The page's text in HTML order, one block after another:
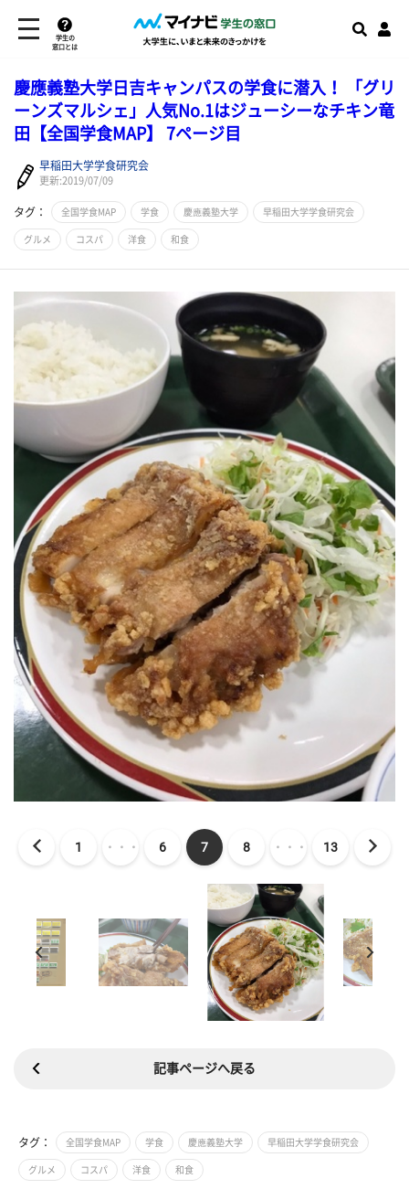
学生の
窓口とは
慶應義塾大学日吉キャンパスの学食に潜入！ 「グリ
ーンズマルシェ」人気No.1はジューシーなチキン竜
田【全国学食MAP】 7ページ目
早稲田大学学食研究会
更新:2019/07/09
タグ： 全国学食MAP 学食 慶應義塾大学 早稲田大学学食研究会
グルメ コスパ 洋食 和食
1 ・・・ 6 7 8 ・・・ 13
記事ページへ戻る
タグ： 全国学食MAP 学食 慶應義塾大学 早稲田大学学食研究会
グルメ コスパ 洋食 和食